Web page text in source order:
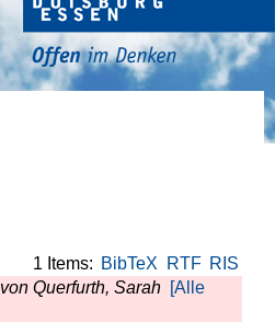
1 Items: BibTeX RTF RIS
von Querfurth, Sarah [Alle